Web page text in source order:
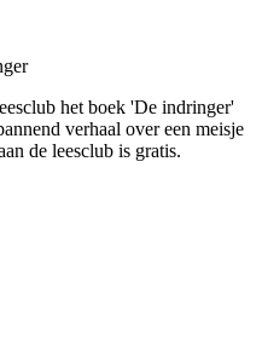
het boek 'De indringer'
verhaal over een meisje
de leesclub is gratis.